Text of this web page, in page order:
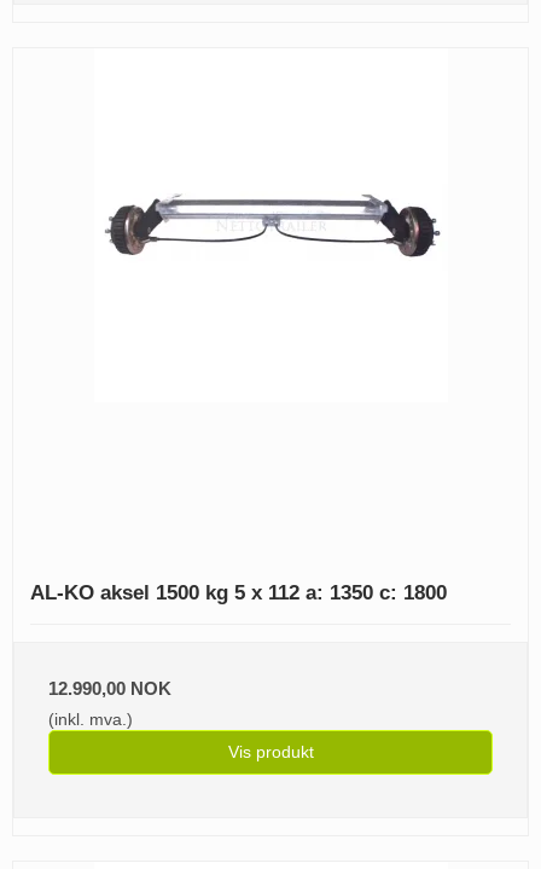
AL-KO aksel 1500 kg 5 x 112 a: 1350 c: 1800
12.990,00 NOK
(inkl. mva.)
Vis produkt